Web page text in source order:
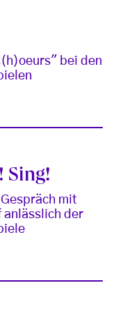
bei den
Sing!
mit
anlässlich der